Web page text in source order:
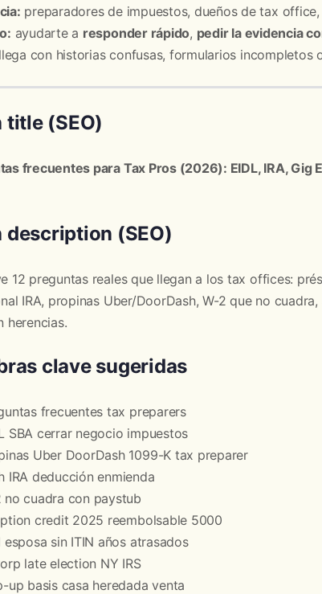
preparadores de impuestos, dueños de tax
ayudarte a responder rápido, pedir la evidencia
con historias confusas, formularios incompletos
title (SEO)
frecuentes para Tax Pros (2026): EIDL, IRA, Gig
description (SEO)
12 preguntas reales que llegan a los tax offices:
IRA, propinas Uber/DoorDash, W-2 que no
herencias.
clave sugeridas
frecuentes tax preparers
SBA cerrar negocio impuestos
Uber DoorDash 1099-K tax preparer
IRA deducción enmienda
no cuadra con paystub
credit 2025 reembolsable 5000
esposa sin ITIN años atrasados
late election NY IRS
up basis casa heredada venta